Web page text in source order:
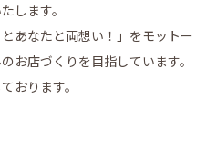
します。
あなたと両想い！」をモットー
お店づくりを目指しています。
おります。